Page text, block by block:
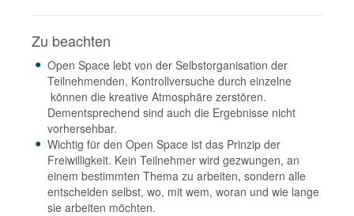
Zu beachten
Open Space lebt von der Selbstorganisation der
Teilnehmenden, Kontrollversuche durch einzelne
können die kreative Atmosphäre zerstören.
Dementsprechend sind auch die Ergebnisse nicht
vorhersehbar.
Wichtig für den Open Space ist das Prinzip der
Freiwilligkeit. Kein Teilnehmer wird gezwungen, an
einem bestimmten Thema zu arbeiten, sondern alle
entscheiden selbst, wo, mit wem, woran und wie lange
sie arbeiten möchten.